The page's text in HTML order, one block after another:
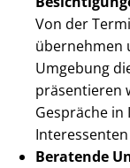
Von der
übernehmen
Umgebung
präsentieren
Gespräche
Beratende